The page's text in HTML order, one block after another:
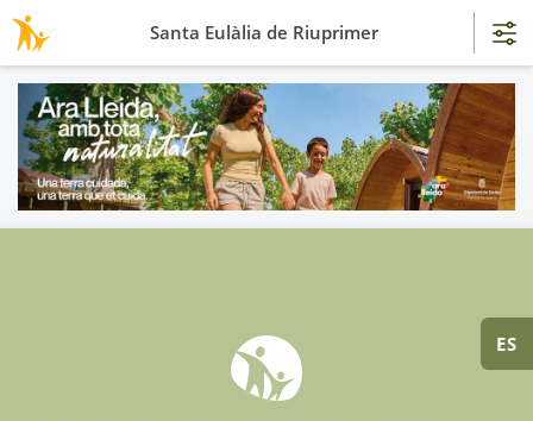
ES
Santa Eulàlia de Riuprimer